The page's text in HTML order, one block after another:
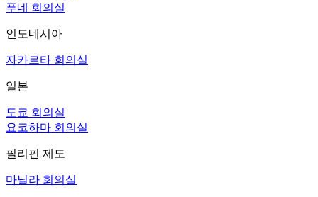
푸네 회의실
인도네시아
자카르타 회의실
일본
도쿄 회의실
요코하마 회의실
필리핀 제도
마닐라 회의실